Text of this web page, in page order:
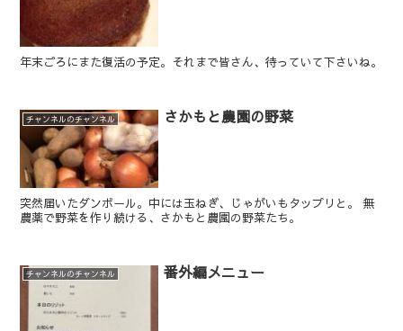
年末ごろにまた復活の予定。それまで皆さん、待っていて下さいね。
チャンネルのチャンネル さかもと農園の野菜
突然届いたダンボール。中には玉ねぎ、じゃがいもタップリと。 無
農薬で野菜を作り続ける、さかもと農園の野菜たち。
チャンネルのチャンネル 番外編メニュー